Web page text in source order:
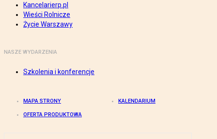
Kancelarierp.pl
Wieści Rolnicze
Życie Warszawy
NASZE WYDARZENIA
Szkolenia i konferencje
MAPA STRONY KALENDARIUM
OFERTA PRODUKTOWA